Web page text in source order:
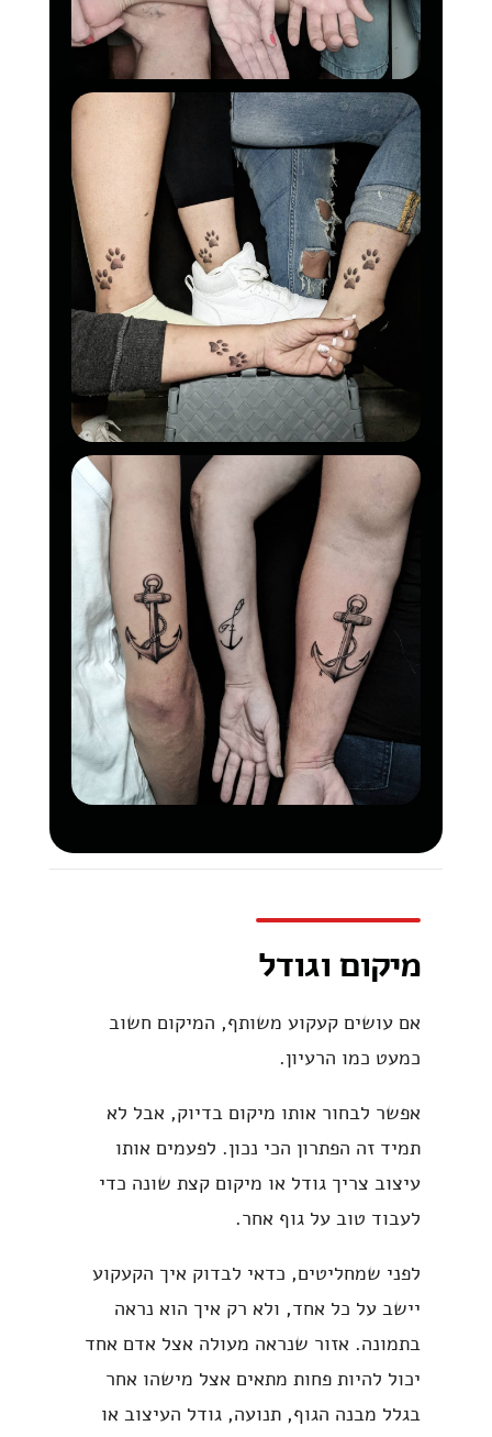
מיקום וגודל
אם עושים קעקוע משותף, המיקום חשוב
כמעט כמו הרעיון.
אפשר לבחור אותו מיקום בדיוק, אבל לא
תמיד זה הפתרון הכי נכון. לפעמים אותו
עיצוב צריך גודל או מיקום קצת שונה כדי
לעבוד טוב על גוף אחר.
לפני שמחליטים, כדאי לבדוק איך הקעקוע
יישב על כל אחד, ולא רק איך הוא נראה
בתמונה. אזור שנראה מעולה אצל אדם אחד
יכול להיות פחות מתאים אצל מישהו אחר
בגלל מבנה הגוף, תנועה, גודל העיצוב או